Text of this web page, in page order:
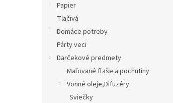
Papier
Tlačivá
Domáce potreby
Párty veci
Darčekové predmety
Maľované fľaše a pochutiny
Vonné oleje,Difuzéry
Sviečky